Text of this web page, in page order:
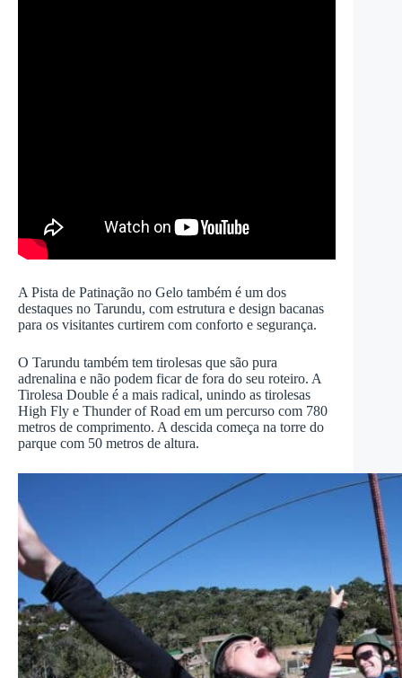
A Pista de Patinação no Gelo também é um dos
destaques no Tarundu, com estrutura e design bacanas
para os visitantes curtirem com conforto e segurança.
O Tarundu também tem tirolesas que são pura
adrenalina e não podem ficar de fora do seu roteiro. A
Tirolesa Double é a mais radical, unindo as tirolesas
High Fly e Thunder of Road em um percurso com 780
metros de comprimento. A descida começa na torre do
parque com 50 metros de altura.